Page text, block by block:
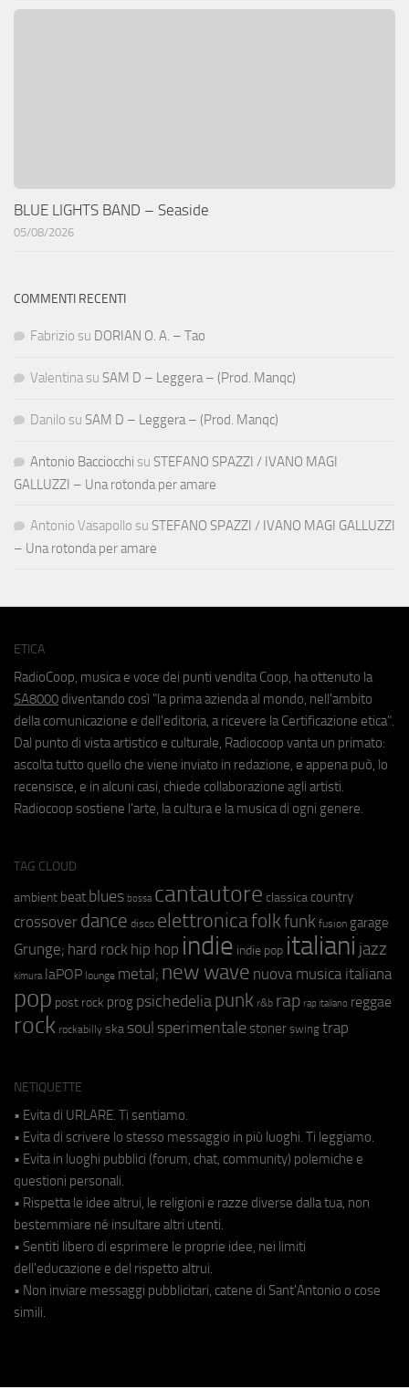
BLUE LIGHTS BAND – Seaside
05/08/2026
COMMENTI RECENTI
Fabrizio su DORIAN O. A. – Tao
Valentina su SAM D – Leggera – (Prod. Manqc)
Danilo su SAM D – Leggera – (Prod. Manqc)
Antonio Bacciocchi su STEFANO SPAZZI / IVANO MAGI
GALLUZZI – Una rotonda per amare
Antonio Vasapollo su STEFANO SPAZZI / IVANO MAGI GALLUZZI
– Una rotonda per amare
ETICA
RadioCoop, musica e voce dei punti vendita Coop, ha ottenuto la
SA8000 diventando così "la prima azienda al mondo, nell'ambito
della comunicazione e dell'editoria, a ricevere la Certificazione etica".
Dal punto di vista artistico e culturale, Radiocoop vanta un primato:
ascolta tutto quello che viene inviato in redazione, e appena può, lo
recensisce, e in alcuni casi, chiede collaborazione agli artisti.
Radiocoop sostiene l'arte, la cultura e la musica di ogni genere.
TAG CLOUD
ambient beat blues bossa cantautore classica country
crossover dance disco elettronicafolkfunk fusion garage
Grunge; hard rock hip hop indie indie pop italiani jazz
kimura laPOP lounge metal; new wave nuova musica italiana
pop post rock prog psichedeliapunk r&b rap rap italiano reggae
rock rockabilly ska soul sperimentale stoner swing trap
NETIQUETTE
• Evita di URLARE. Ti sentiamo.
• Evita di scrivere lo stesso messaggio in più luoghi. Ti leggiamo.
• Evita in luoghi pubblici (forum, chat, community) polemiche e
questioni personali.
• Rispetta le idee altrui, le religioni e razze diverse dalla tua, non
bestemmiare né insultare altri utenti.
• Sentiti libero di esprimere le proprie idee, nei limiti
dell'educazione e del rispetto altrui.
• Non inviare messaggi pubblicitari, catene di Sant'Antonio o cose
simili.